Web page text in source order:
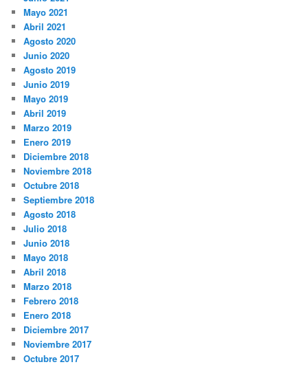
Mayo 2021
Abril 2021
Agosto 2020
Junio 2020
Agosto 2019
Junio 2019
Mayo 2019
Abril 2019
Marzo 2019
Enero 2019
Diciembre 2018
Noviembre 2018
Octubre 2018
Septiembre 2018
Agosto 2018
Julio 2018
Junio 2018
Mayo 2018
Abril 2018
Marzo 2018
Febrero 2018
Enero 2018
Diciembre 2017
Noviembre 2017
Octubre 2017